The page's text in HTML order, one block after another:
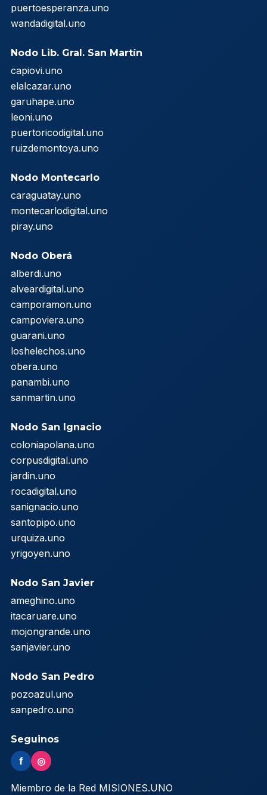
puertoesperanza.uno
wandadigital.uno
Nodo Lib. Gral. San Martín
capiovi.uno
elalcazar.uno
garuhape.uno
leoni.uno
puertoricodigital.uno
ruizdemontoya.uno
Nodo Montecarlo
caraguatay.uno
montecarlodigital.uno
piray.uno
Nodo Oberá
alberdi.uno
alveardigital.uno
camporamon.uno
campoviera.uno
guarani.uno
loshelechos.uno
obera.uno
panambi.uno
sanmartin.uno
Nodo San Ignacio
coloniapolana.uno
corpusdigital.uno
jardin.uno
rocadigital.uno
sanignacio.uno
santopipo.uno
urquiza.uno
yrigoyen.uno
Nodo San Javier
ameghino.uno
itacaruare.uno
mojongrande.uno
sanjavier.uno
Nodo San Pedro
pozoazul.uno
sanpedro.uno
Seguinos
f ◎
Miembro de la Red MISIONES.UNO